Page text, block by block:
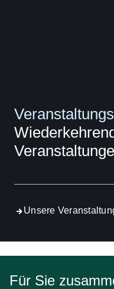
Unsere
Für Sie